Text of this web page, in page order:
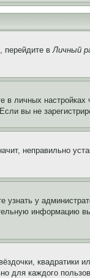
перейдите вЛичный
личных настройках
вы не
неправильно
у
информацию
квадратики
для каждого